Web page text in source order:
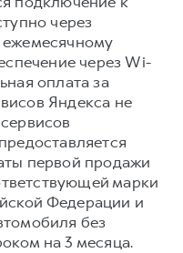
через
через Wi-
оплата за
Яндекса не
первой продажи
марки
Федерации и
без
на 3 месяца.